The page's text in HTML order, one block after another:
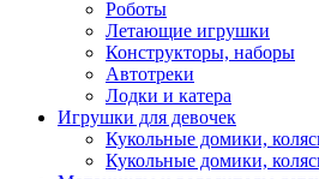
Роботы
Летающие игрушки
Конструкторы, наборы
Автотреки
Лодки и катера
Игрушки для девочек
Кукольные домики,
Кукольные домики,